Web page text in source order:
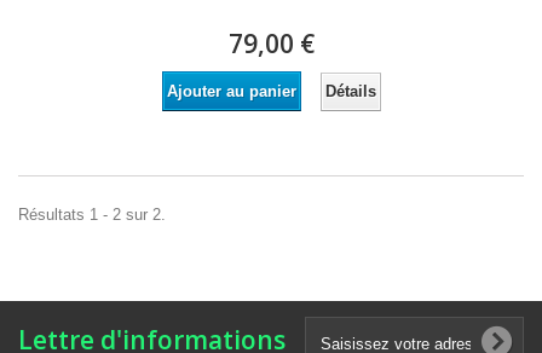
79,00 €
Ajouter au panier Détails
Résultats 1 - 2 sur 2.
Lettre d'informations